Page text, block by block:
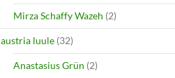
Mirza Schaffy Wazeh (2)
austria luule (32)
Anastasius Grün (2)